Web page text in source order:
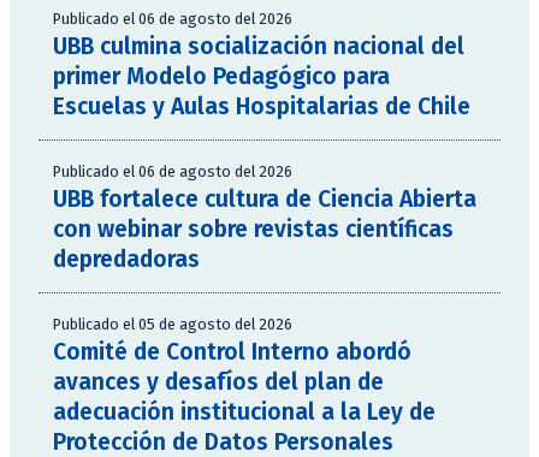
Publicado el 06 de agosto del 2026
UBB culmina socialización nacional del
primer Modelo Pedagógico para
Escuelas y Aulas Hospitalarias de Chile
Publicado el 06 de agosto del 2026
UBB fortalece cultura de Ciencia Abierta
con webinar sobre revistas científicas
depredadoras
Publicado el 05 de agosto del 2026
Comité de Control Interno abordó
avances y desafíos del plan de
adecuación institucional a la Ley de
Protección de Datos Personales